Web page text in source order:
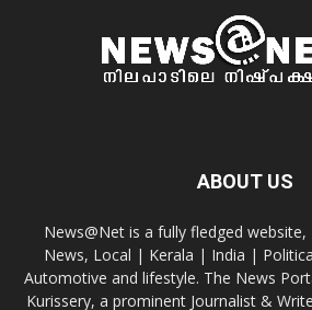
ABOUT US
News@Net is a fully fledged
News, Local | Kerala | India |
Automotive and lifestyle. The News
Kurissery, a prominent Journalist &